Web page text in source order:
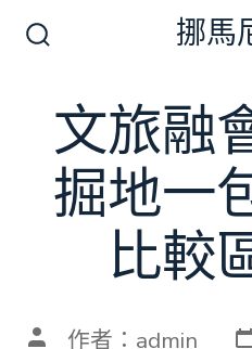
換
開
挪馬
文旅融
掘地一
比較
文 作者： admin